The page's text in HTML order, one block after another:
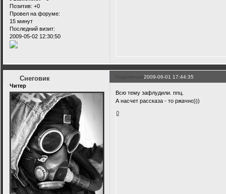
Позитив: +0
Провел на форуме:
15 минут
Последний визит:
2009-05-02 12:30:50
Поделиться2009-06-01 17:44:35
Снеговик
Читер
Всю тему зафлудили. ппц.
А насчет рассказа - то ржачно)))
0